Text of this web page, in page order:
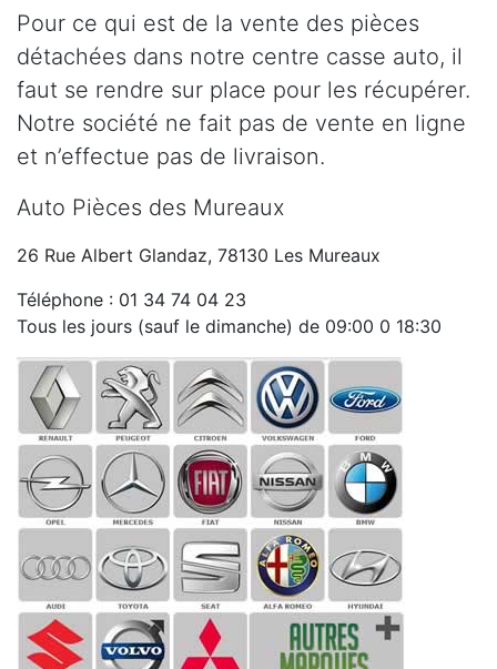
Pour ce qui est de la vente des pièces
détachées dans notre centre casse auto, il
faut se rendre sur place pour les récupérer.
Notre société ne fait pas de vente en ligne
et n’effectue pas de livraison.
Auto Pièces des Mureaux
26 Rue Albert Glandaz, 78130 Les Mureaux
Téléphone : 01 34 74 04 23
Tous les jours (sauf le dimanche) de 09:00 0 18:30